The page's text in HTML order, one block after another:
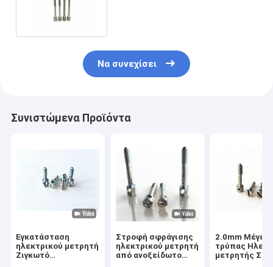
Να συνεχίσει
Συνιστώμενα Προϊόντα
Εγκατάσταση
ηλεκτρικού μετρητή
Ζιγκωτό
Στροφή σφράγισης
ηλεκτρικού μετρητή
από ανοξείδωτο
2.0mm
τρύπας
μετρητής